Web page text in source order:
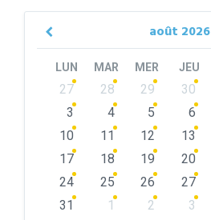
août 2026
Previous
LUN MAR MER JEU
Skip
calendar
27 28 29 30
3
4 5 6
10
11 12 13
17
18 19 20
24
25 26 27
31
1 2 3